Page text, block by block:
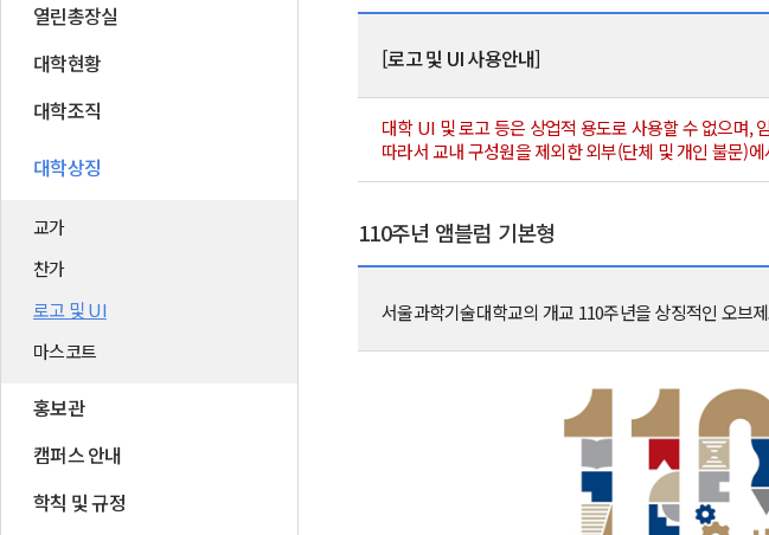
열린총장실
대학현황
대학조직
대학상징
교가
찬가
로고 및 UI
마스코트
홍보관
캠퍼스 안내
학칙 및 규정
[로고 및 UI 사용안내]
대학 UI 및 로고 등은 상업적 용도로 사용할 수 없으며,
따라서 교내 구성원을 제외한 외부(단체 및 개인 불문)
110주년 앰블럼 기본형
서울과학기술대학교의 개교 110주년을 상징적인 오브